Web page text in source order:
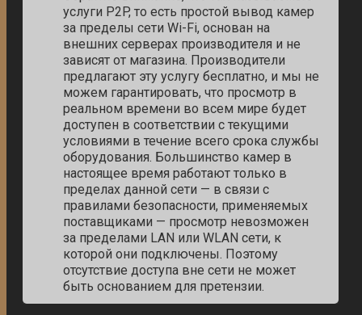
услуги P2P, то есть простой вывод камер
за пределы сети Wi-Fi, основан на
внешних серверах производителя и не
зависят от магазина. Производители
предлагают эту услугу бесплатно, и мы не
можем гарантировать, что просмотр в
реальном времени во всем мире будет
доступен в соответствии с текущими
условиями в течение всего срока службы
оборудования. Большинство камер в
настоящее время работают только в
пределах данной сети — в связи с
правилами безопасности, применяемых
поставщиками — просмотр невозможен
за пределами LAN или WLAN сети, к
которой они подключены. Поэтому
отсутствие доступа вне сети не может
быть основанием для претензии.